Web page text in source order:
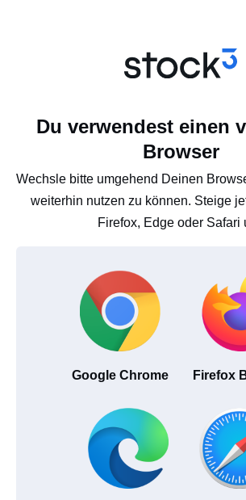
Du verwendest einen
Browser
Wechsle bitte umgehend Deinen
weiterhin nutzen zu können. Steige
Firefox, Edge oder Safari
Google Chrome Firefox